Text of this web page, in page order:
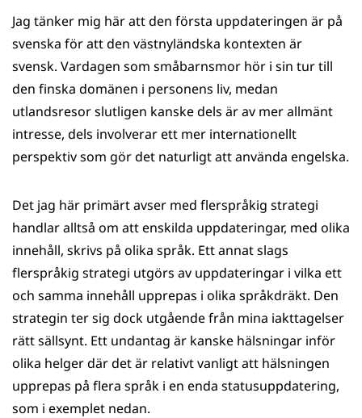
Jag tänker mig här att den första uppdateringen är på
svenska för att den västnyländska kontexten är
svensk. Vardagen som småbarnsmor hör i sin tur till
den finska domänen i personens liv, medan
utlandsresor slutligen kanske dels är av mer allmänt
intresse, dels involverar ett mer internationellt
perspektiv som gör det naturligt att använda engelska.
Det jag här primärt avser med flerspråkig strategi
handlar alltså om att enskilda uppdateringar, med olika
innehåll, skrivs på olika språk. Ett annat slags
flerspråkig strategi utgörs av uppdateringar i vilka ett
och samma innehåll upprepas i olika språkdräkt. Den
strategin ter sig dock utgående från mina iakttagelser
rätt sällsynt. Ett undantag är kanske hälsningar inför
olika helger där det är relativt vanligt att hälsningen
upprepas på flera språk i en enda statusuppdatering,
som i exemplet nedan.